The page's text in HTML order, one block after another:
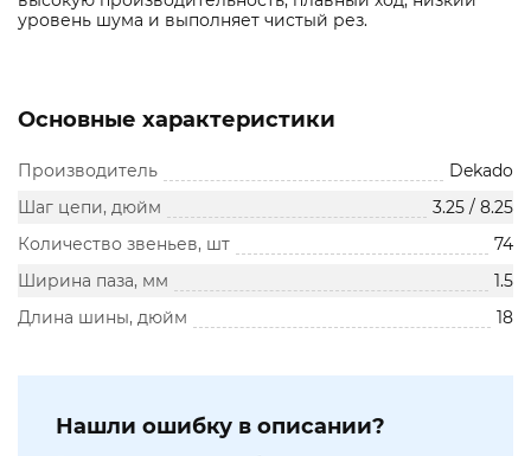
уровень шума и выполняет чистый рез.
Основные характеристики
Производитель
Dekado
Шаг цепи, дюйм
3.25 / 8.25
Количество звеньев, шт
74
Ширина паза, мм
1.5
Длина шины, дюйм
18
Нашли ошибку в описании?